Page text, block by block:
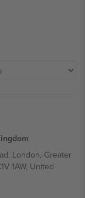
London, Greater
1AW, United